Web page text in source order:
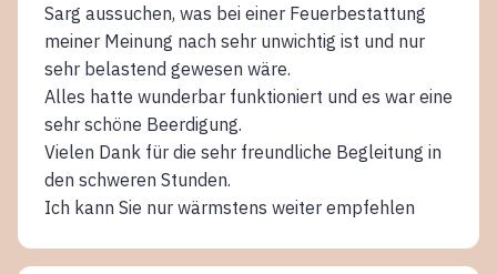
Sarg aussuchen, was bei einer Feuerbestattung
meiner Meinung nach sehr unwichtig ist und nur
sehr belastend gewesen wäre.
Alles hatte wunderbar funktioniert und es war eine
sehr schöne Beerdigung.
Vielen Dank für die sehr freundliche Begleitung in
den schweren Stunden.
Ich kann Sie nur wärmstens weiter empfehlen